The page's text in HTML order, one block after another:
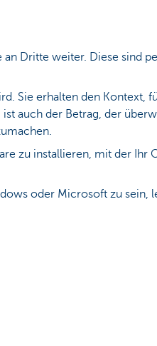
Dritte weiter. Diese sind
Sie erhalten den Kontext,
auch der Betrag, der
zu installieren, mit der Ihr
oder Microsoft zu sein,